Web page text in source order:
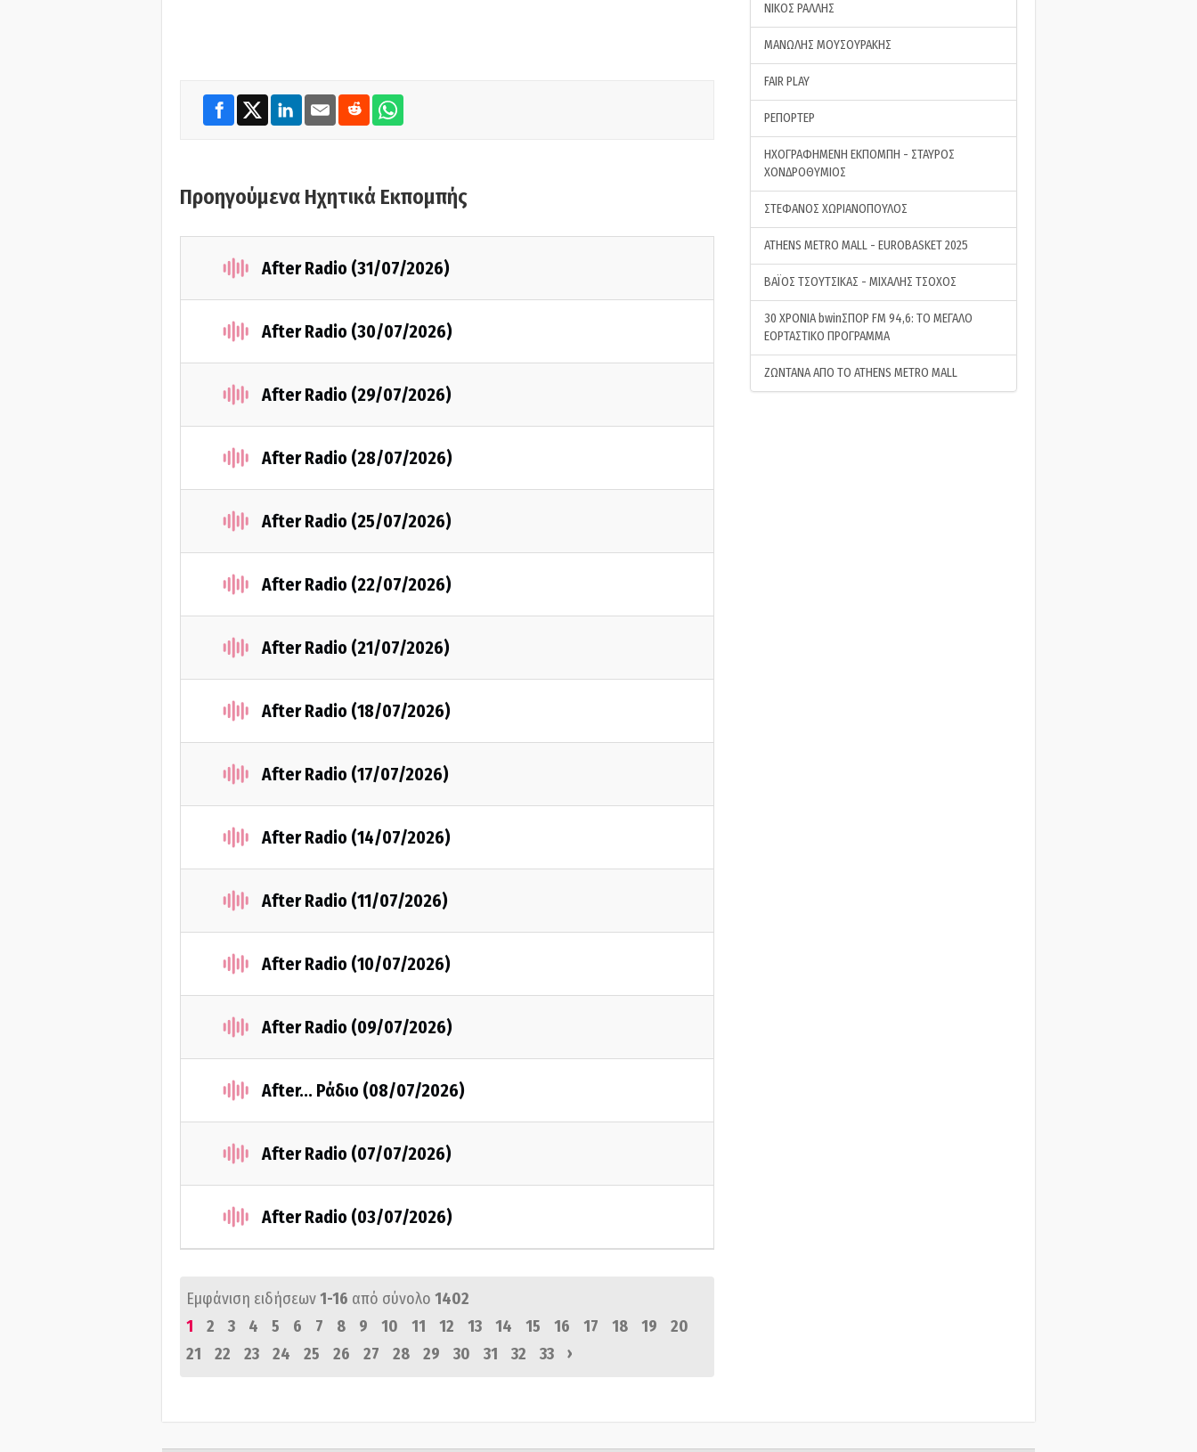
Προηγούμενα Ηχητικά Εκπομπής
After Radio (31/07/2026)
After Radio (30/07/2026)
After Radio (29/07/2026)
After Radio (28/07/2026)
After Radio (25/07/2026)
After Radio (22/07/2026)
After Radio (21/07/2026)
After Radio (18/07/2026)
After Radio (17/07/2026)
After Radio (14/07/2026)
After Radio (11/07/2026)
After Radio (10/07/2026)
After Radio (09/07/2026)
After... Ράδιο (08/07/2026)
After Radio (07/07/2026)
After Radio (03/07/2026)
Εμφάνιση ειδήσεων1-16 από σύνολο 1402
1
2 3 4 5 6 7 8 9 10 11 12 13 14 15 16 17 18 19
20
21
22 23 24 25 26 27 28 29 30 31 32 33 ›
ΝΙΚΟΣ ΡΑΛΛΗΣ
ΜΑΝΩΛΗΣ ΜΟΥΣΟΥΡΑΚΗΣ
FAIR PLAY
ΡΕΠΟΡΤΕΡ
ΗΧΟΓΡΑΦΗΜΕΝΗ ΕΚΠΟΜΠΗ - ΣΤΑΥΡΟΣ
ΧΟΝΔΡΟΘΥΜΙΟΣ
ΣΤΕΦΑΝΟΣ ΧΩΡΙΑΝΟΠΟΥΛΟΣ
ATHENS METRO MALL - EUROBASKET 2025
ΒΑΪΟΣ ΤΣΟΥΤΣΙΚΑΣ - ΜΙΧΑΛΗΣ ΤΣΟΧΟΣ
30 ΧΡΟΝΙΑ bwinΣΠΟΡ FM 94,6: ΤΟ ΜΕΓΑΛΟ
ΕΟΡΤΑΣΤΙΚΟ ΠΡΟΓΡΑΜΜΑ
ΖΩΝΤΑΝΑ ΑΠΟ ΤΟ ATHENS METRO MALL